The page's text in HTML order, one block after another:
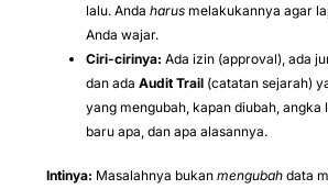
lalu. Anda harus melakukannya agar
Anda wajar.
Ciri-cirinya: Ada izin (approval), ada
dan ada Audit Trail (catatan sejarah)
yang mengubah, kapan diubah, angka
baru apa, dan apa alasannya.
Intinya: Masalahnya bukan mengubah data